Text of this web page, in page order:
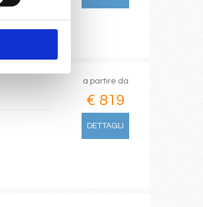
a partire da
€ 819
DETTAGLI